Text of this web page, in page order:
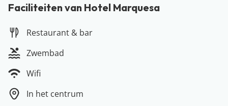
hotel bevindt zich in het oude centrum van de stad.
Jardin, bij de Lago Martiánez zeewaterbaden en het
Plaza del Charco. Ten slotte vind je in het hotel een
combinatie van een relax- en activiteitenvakantie!
Meer over Tenerife
Faciliteiten van Hotel Marquesa
Restaurant & bar
Zwembad
Wifi
In het centrum